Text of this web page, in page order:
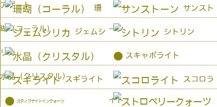
アゲート 珊
瑚（コーラル）
サンスト
ーン
ジェムシ
リカ
シトリン
水晶（クリスタル）
● スキャポライト
スギライト スコロラ
イト
● スティブナイトインクォーツ